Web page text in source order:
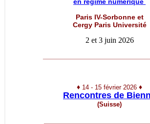
Paris IV-Sorbonne et
Cergy Paris Université
2 et 3 juin 2026
♦ 14 - 15 février 2026 ♦
Rencontres de
(Suisse)